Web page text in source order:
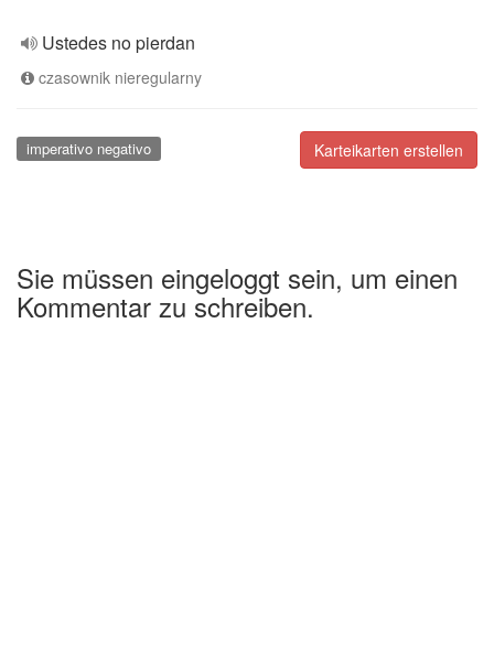
Ustedes no pierdan
czasownik nieregularny
Karteikarten erstellen
imperativo negativo
Sie müssen eingeloggt sein, um einen
Kommentar zu schreiben.